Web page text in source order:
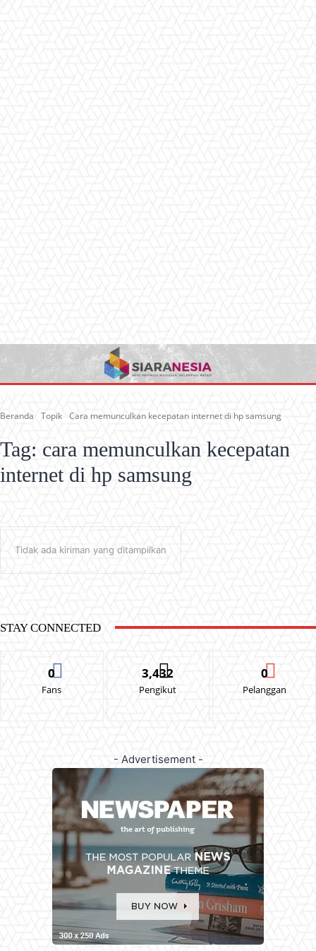
Beranda Topik Cara memunculkan kecepatan internet di hp samsung
Tag: cara memunculkan kecepatan
internet di hp samsung
Tidak ada kiriman yang ditampilkan
STAY CONNECTED
0
Fans
3,432
Pengikut
0
Pelanggan
- Advertisement -